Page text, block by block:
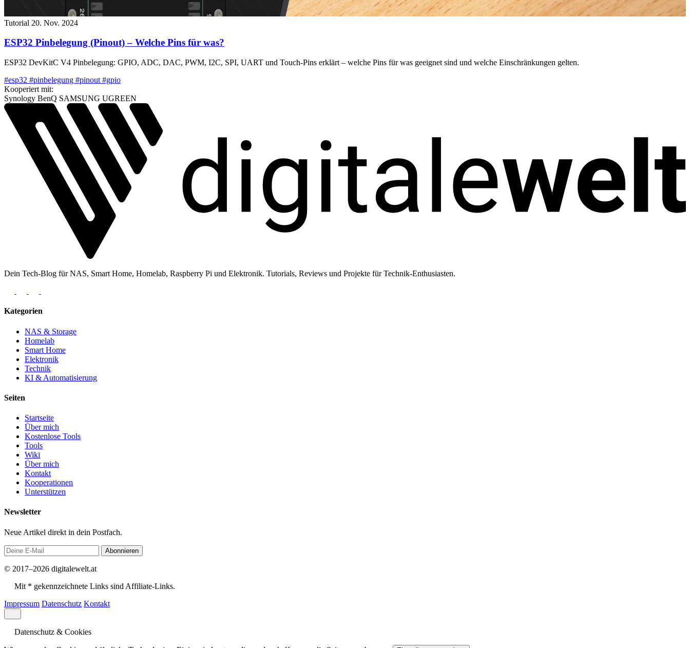
Tutorial 20. Nov. 2024
ESP32 Pinbelegung (Pinout) – Welche Pins für was?
ESP32 DevKitC V4 Pinbelegung: GPIO, ADC, DAC, PWM, I2C, SPI, UART und Touch-Pins erklärt – welche Pins für was geeignet sind und welche Einschränkungen gelten.
#esp32 #pinbelegung #pinout #gpio
Kooperiert mit:
Synology BenQ SAMSUNG UGREEN
Dein Tech-Blog für NAS, Smart Home, Homelab, Raspberry Pi und Elektronik. Tutorials, Reviews und Projekte für Technik-Enthusiasten.
Kategorien
NAS & Storage
Homelab
Smart Home
Elektronik
Technik
KI & Automatisierung
Seiten
Startseite
Über mich
Kostenlose Tools
Tools
Wiki
Über mich
Kontakt
Kooperationen
Unterstützen
Newsletter
Neue Artikel direkt in dein Postfach.
Abonnieren
© 2017–2026 digitalewelt.at
Mit * gekennzeichnete Links sind Affiliate-Links.
Impressum Datenschutz Kontakt
Datenschutz & Cookies